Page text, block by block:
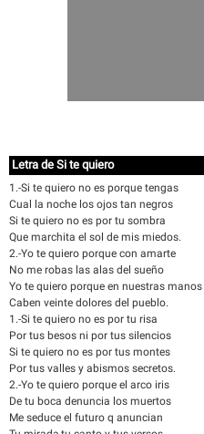
Letra de Si te quiero
1.-Si te quiero no es porque tengas
Cual la noche los ojos tan negros
Si te quiero no es por tu sombra
Que marchita el sol de mis miedos.
2.-Yo te quiero porque con amarte
No me robas las alas del sueño
Yo te quiero porque en nuestras manos
Caben veinte dolores del pueblo.
1.-Si te quiero no es por tu risa
Por tus besos ni por tus silencios
Si te quiero no es por tus montes
Por tus valles y abismos secretos.
2.-Yo te quiero porque el arco iris
De tu boca denuncia los muertos
Me seduce el futuro q anuncian